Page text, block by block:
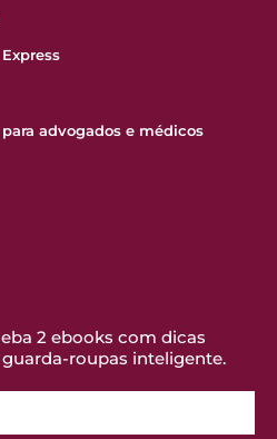
advogados e médicos
2 ebooks com dicas
roupas inteligente.